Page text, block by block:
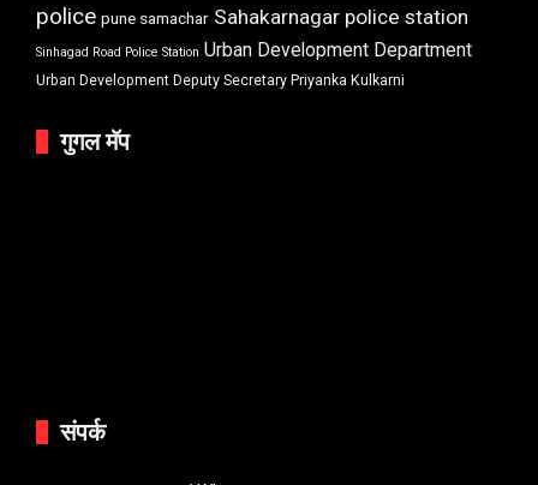
police pune samachar Sahakarnagar police station
Sinhagad Road Police Station Urban Development Department
Urban Development Deputy Secretary Priyanka Kulkarni
गुगल मॅप
संपर्क